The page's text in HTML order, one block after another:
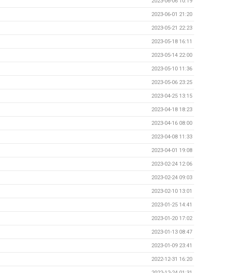
2023-06-01 21:20
2023-05-21 22:23
2023-05-18 16:11
2023-05-14 22:00
2023-05-10 11:36
2023-05-06 23:25
2023-04-25 13:15
2023-04-18 18:23
2023-04-16 08:00
2023-04-08 11:33
2023-04-01 19:08
2023-02-24 12:06
2023-02-24 09:03
2023-02-10 13:01
2023-01-25 14:41
2023-01-20 17:02
2023-01-13 08:47
2023-01-09 23:41
2022-12-31 16:20